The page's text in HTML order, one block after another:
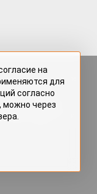
на портале
авторами
права. Полное или
на портале
согласия редакции
на
для
согласно
можно через